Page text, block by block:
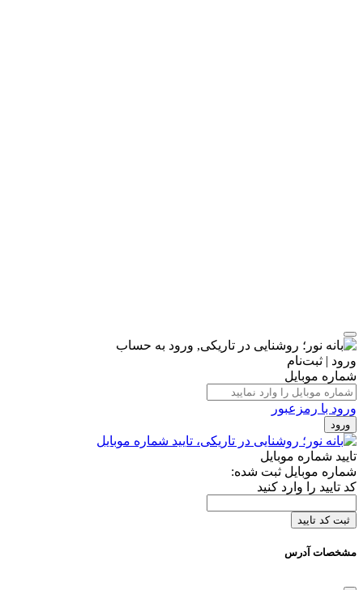
ورود | ثبت‌نام
شماره موبایل
ورود با رمزعبور
ورود
تایید شماره موبایل
شماره موبایل ثبت شده:
کد تایید را وارد کنید
ثبت کد تایید
مشخصات آدرس